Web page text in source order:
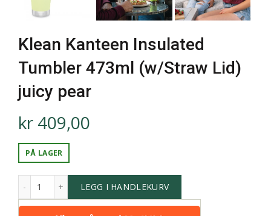
Klean Kanteen Insulated
Tumbler 473ml (w/Straw Lid)
juicy pear
kr 409,00
PÅ LAGER
LEGG I HANDLEKURV